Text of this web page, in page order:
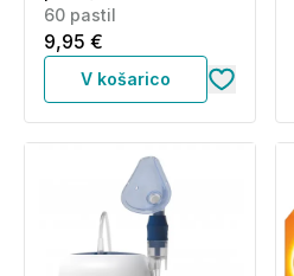
60 pastil
9,95 €
V košarico